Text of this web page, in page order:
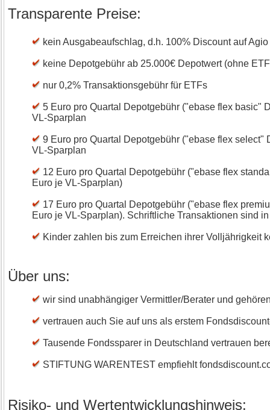
Transparente Preise:
kein Ausgabeaufschlag, d.h. 100% Discount auf
keine Depotgebühr ab 25.000€ Depotwert (ohne
nur 0,2% Transaktionsgebühr für ETFs
5 Euro pro Quartal Depotgebühr ("ebase flex basic"
VL-Sparplan
9 Euro pro Quartal Depotgebühr ("ebase flex
VL-Sparplan
12 Euro pro Quartal Depotgebühr ("ebase flex
Euro je VL-Sparplan)
17 Euro pro Quartal Depotgebühr ("ebase flex
Euro je VL-Sparplan). Schriftliche Transaktionen sind
Kinder zahlen bis zum Erreichen ihrer Volljährigkeit
Über uns:
wir sind unabhängiger Vermittler/Berater und
vertrauen auch Sie auf uns als erstem
Tausende Fondssparer in Deutschland vertrauen
STIFTUNG WARENTEST empfiehlt
Risiko- und Wertentwicklungshinweis: